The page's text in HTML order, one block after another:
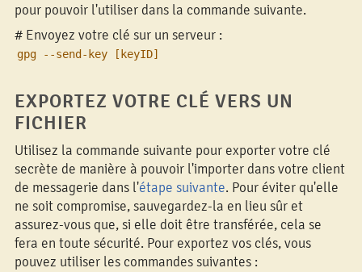
pour pouvoir l'utiliser dans la commande suivante.
# Envoyez votre clé sur un serveur :
gpg --send-key [keyID]
EXPORTEZ VOTRE CLÉ VERS UN
FICHIER
Utilisez la commande suivante pour exporter votre clé
secrète de manière à pouvoir l'importer dans votre client
de messagerie dans l'étape suivante. Pour éviter qu'elle
ne soit compromise, sauvegardez-la en lieu sûr et
assurez-vous que, si elle doit être transférée, cela se
fera en toute sécurité. Pour exportez vos clés, vous
pouvez utiliser les commandes suivantes :